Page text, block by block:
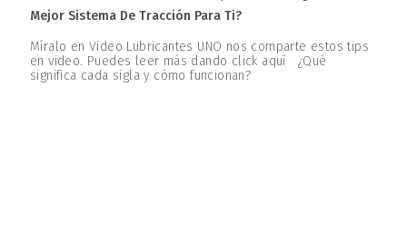
Mejor Sistema De Tracción Para Ti?
Míralo en Video Lubricantes UNO nos comparte estos tips
en video. Puedes leer más dando click aquí ¿Qué
significa cada sigla y cómo funcionan?